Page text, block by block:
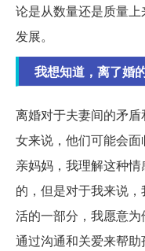
论是从数量还是质量
发展。
我想知道，离了婚
离婚对于夫妻间的矛
女来说，他们可能会
亲妈妈，我理解这种
的，但是对于我来说
活的一部分，我愿意
通过沟通和关爱来帮助